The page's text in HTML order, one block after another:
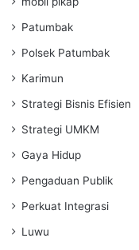
Patumbak
Polsek Patumbak
Karimun
Strategi Bisnis Efisien
Strategi UMKM
Gaya Hidup
Pengaduan Publik
Perkuat Integrasi
Luwu